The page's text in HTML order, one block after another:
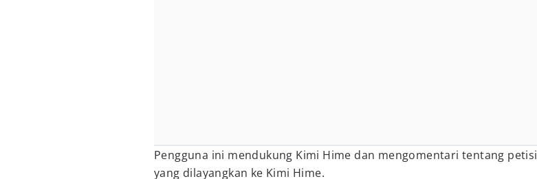
Pengguna ini mendukung Kimi Hime dan mengomentari tentang petisi
yang dilayangkan ke Kimi Hime.